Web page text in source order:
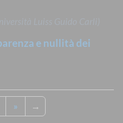
e nullità dei
» →